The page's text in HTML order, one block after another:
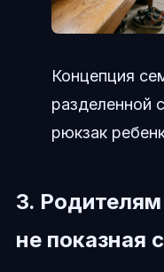
Концепция
разделенной
рюкзак
3.
не показная